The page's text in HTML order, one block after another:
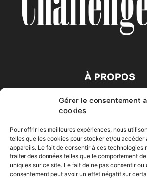
Gérer le consentement
cookies
Pour offrir les meilleures expériences, nous
telles que les cookies pour stocker et/ou accéder
appareils. Le fait de consentir à ces technologies
traiter des données telles que le comportement
uniques sur ce site. Le fait de ne pas consentir ou
consentement peut avoir un effet négatif sur
À PROPOS
SUIVEZ NOUS